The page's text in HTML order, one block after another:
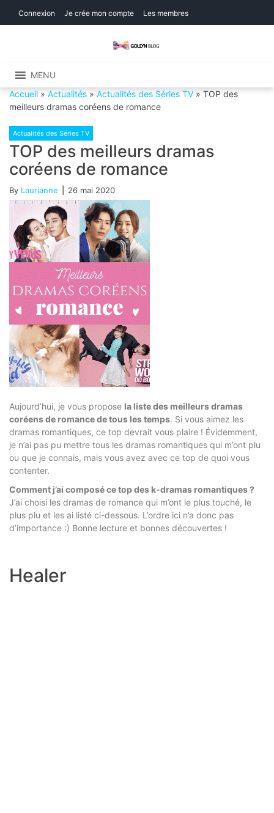
Connexion Je crée mon compte Les membres
MENU
Accueil » Actualités » Actualités des Séries TV » TOP des
meilleurs dramas coréens de romance
Actualités des Séries TV
TOP des meilleurs dramas
coréens de romance
By Laurianne 26 mai 2020
Aujourd’hui, je vous propose la liste des meilleurs dramas
coréens de romance de tous les temps. Si vous aimez les
dramas romantiques, ce top devrait vous plaire ! Évidemment,
je n’ai pas pu mettre tous les dramas romantiques qui m’ont plu
ou que je connais, mais vous avez avec ce top de quoi vous
contenter.
Comment j’ai composé ce top des k-dramas romantiques ?
J’ai choisi les dramas de romance qui m’ont le plus touché, le
plus plu et les ai listé ci-dessous. L’ordre ici n’a donc pas
d’importance :) Bonne lecture et bonnes découvertes !
Healer